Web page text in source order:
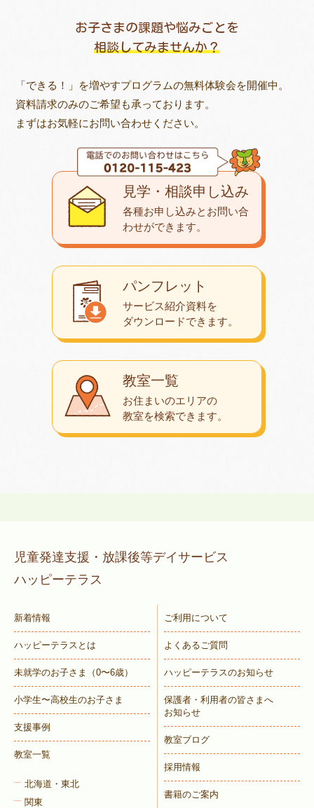
お子さまの課題や悩みごとを
相談してみませんか？
「できる！」を増やすプログラムの無料体験会を開催中。
資料請求のみのご希望も承っております。
まずはお気軽にお問い合わせください。
教室一覧
お住まいのエリアの
教室を検索できます。
パンフレット
サービス紹介資料を
ダウンロードできます。
見学・相談申し込み
各種お申し込みとお問い合
わせができます。
児童発達支援・放課後等デイサービス
ハッピーテラス
新着情報
ハッピーテラスとは
未就学のお子さま （0〜6歳）
小学生〜高校生のお子さま
支援事例
教室一覧
北海道・東北
関東
ご利用について
よくあるご質問
ハッピーテラスのお知らせ
保護者・利用者の皆さまへ
お知らせ
教室ブログ
採用情報
書籍のご案内